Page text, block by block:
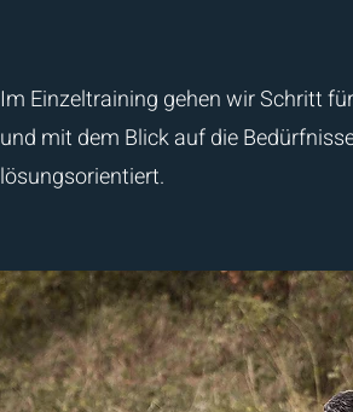
Im Einzeltraining gehen wir Schritt
und mit dem Blick auf die
lösungsorientiert.